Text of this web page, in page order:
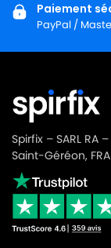
Paiement
PayPal /
Spirfix – SARL RA
Saint-Géréon,